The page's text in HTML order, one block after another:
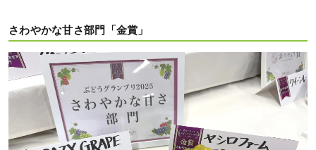
さわやかな甘さ部門「金賞」